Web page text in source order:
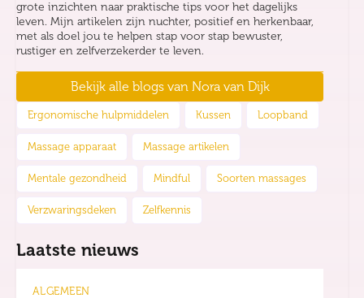
grote inzichten naar praktische tips voor het dagelijks
leven. Mijn artikelen zijn nuchter, positief en herkenbaar,
met als doel jou te helpen stap voor stap bewuster,
rustiger en zelfverzekerder te leven.
Bekijk alle blogs van Nora van Dijk
Ergonomische hulpmiddelen Kussen Loopband
Massage apparaat Massage artikelen
Mentale gezondheid Mindful Soorten massages
Verzwaringsdeken Zelfkennis
Laatste nieuws
ALGEMEEN